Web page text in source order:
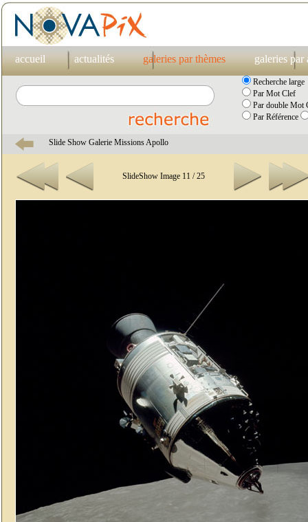
accueil actualités galeries par thèmes galeries par
Recherche large
Par Mot Clef
Par double Mot
Par Référence
Slide Show Galerie Missions Apollo
SlideShow Image 11 / 25